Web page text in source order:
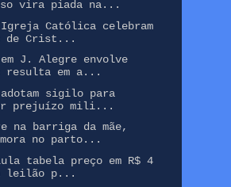
vira piada na...
Católica celebram
de Crist...
J. Alegre envolve
resulta em a...
sigilo para
prejuízo mili...
na barriga da mãe,
no parto...
tabela preço em R$ 4
leilão p...